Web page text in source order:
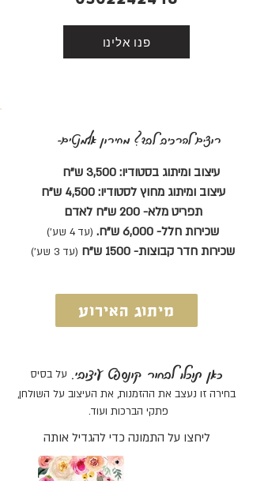
פנו אלינו
רוצים להרכיב לבד? מחירון אלמנטים-
עיצוב ומיתוג בסטודיו: 3,500 ש"ח
עיצוב ומיתוג מחוץ לסטודיו: 4,500 ש"ח
תפריט מלא- 200 ש"ח לאדם
שכירות חלל- 6,000 ש"ח.
(עד 4 שע')
שכירות חדר קבוצות- 1500 ש"ח (עד 3 שע')
מיתוג האירוע
כאן תוכלו לבחור קונספט עיצובי.
על בסיס
בחירה זו נעצב את ההזמנות, את העיצוב על השולחן,
פתקי הברכות ועוד.
ליחצו על התמונה כדי להגדיל אותה